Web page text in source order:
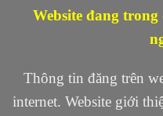
Website đang
Thông tin đăng trên
internet. Website giới